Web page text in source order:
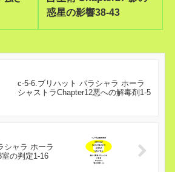
惑星の影響38-43
c-5-6.ブリハット パラシャラ ホーラ
シャストラChapter12悪への解毒剤1-5
シャラ ホーラ
の判定1-16